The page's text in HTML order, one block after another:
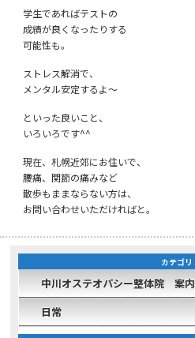
学生であればテストの
成績が良くなったりする
可能性も。
ストレス解消で、
メンタル安定するよ～
といった良いこと、
いろいろです^^
現在、札幌近郊にお住いで、
腰痛、関節の痛みなど
散歩もままならない方は、
お問い合わせいただければと。
カテゴリ
中川オステオパシー整体院 案内
日常